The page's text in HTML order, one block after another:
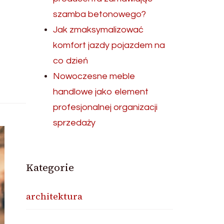
szamba betonowego?
Jak zmaksymalizować
komfort jazdy pojazdem na
co dzień
Nowoczesne meble
handlowe jako element
profesjonalnej organizacji
sprzedaży
Kategorie
architektura